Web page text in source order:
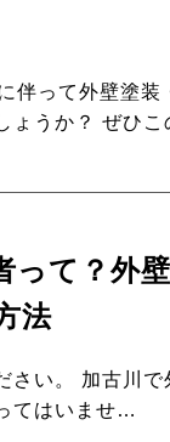
伴って外壁塗装
ょうか？ ぜひこ
って？外壁
法
さい。 加古川で
てはいませ…